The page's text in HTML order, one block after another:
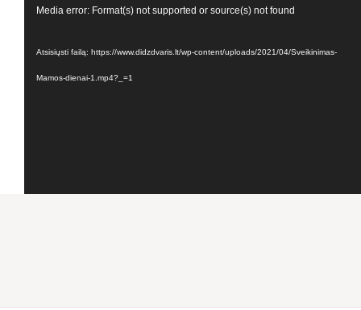
Video
Media error: Format(s) not supported or source(s) not found
Atsisiųsti failą: https://www.didzdvaris.lt/wp-content/uploads/2021/04/Sveikinimas-
Mamos-dienai-1.mp4?_=1